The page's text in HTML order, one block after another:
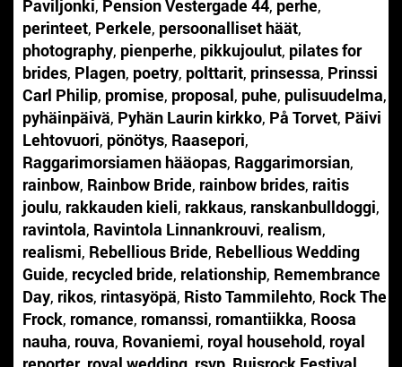
Paviljonki, Pension Vestergade 44, perhe,
perinteet, Perkele, persoonalliset häät,
photography, pienperhe, pikkujoulut, pilates for
brides, Plagen, poetry, polttarit, prinsessa, Prinssi
Carl Philip, promise, proposal, puhe, pulisuudelma,
pyhäinpäivä, Pyhän Laurin kirkko, På Torvet, Päivi
Lehtovuori, pönötys, Raasepori,
Raggarimorsiamen hääopas, Raggarimorsian,
rainbow, Rainbow Bride, rainbow brides, raitis
joulu, rakkauden kieli, rakkaus, ranskanbulldoggi,
ravintola, Ravintola Linnankrouvi, realism,
realismi, Rebellious Bride, Rebellious Wedding
Guide, recycled bride, relationship, Remembrance
Day, rikos, rintasyöpä, Risto Tammilehto, Rock The
Frock, romance, romanssi, romantiikka, Roosa
nauha, rouva, Rovaniemi, royal household, royal